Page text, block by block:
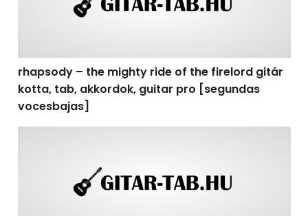
rhapsody – the mighty ride of the firelord gitár
kotta, tab, akkordok, guitar pro [segundas
vocesbajas]